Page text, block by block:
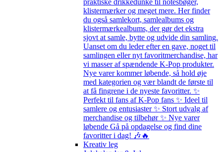
klistermærker og meget mere. Her finder
du også samlekort, samlealbums og
klistermærkealbums, der gør det ekstra
sjovt at samle, bytte og udvide din samling.
Uanset om du leder efter en gave, noget til
samlingen eller nyt favoritmerchandise, har
vi masser af spændende K-Pop produkter.
Nye varer kommer løbende, så hold øje
med kategorien og vær blandt de første til
at få fingrene i de nyeste favoritter. ✨
Perfekt til fans af K-Pop fans ✨ Ideel til
samlere og entusiaster ✨ Stort udvalg af
merchandise og tilbehør ✨ Nye varer
løbende Gå på opdagelse og find dine
favoritter i dag! 🎶🔥
Kreativ leg